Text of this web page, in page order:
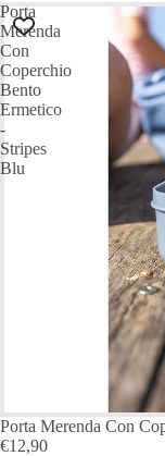
Porta
Merenda
Con
Coperchio
Bento
Ermetico
-
Stripes
Blu
ESAURITO
Porta Merenda Con
€12,90